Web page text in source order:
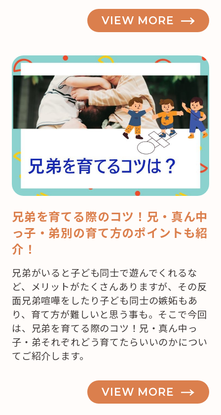
VIEW MORE
兄弟を育てる際のコツ！兄・真ん中
っ子・弟別の育て方のポイントも紹
介！
兄弟がいると子ども同士で遊んでくれるな
ど、メリットがたくさんありますが、その反
面兄弟喧嘩をしたり子ども同士の嫉妬もあ
り、育て方が難しいと思う事も。そこで今回
は、兄弟を育てる際のコツ！兄・真ん中っ
子・弟それぞれどう育てたらいいのかについ
てご紹介します。
VIEW MORE